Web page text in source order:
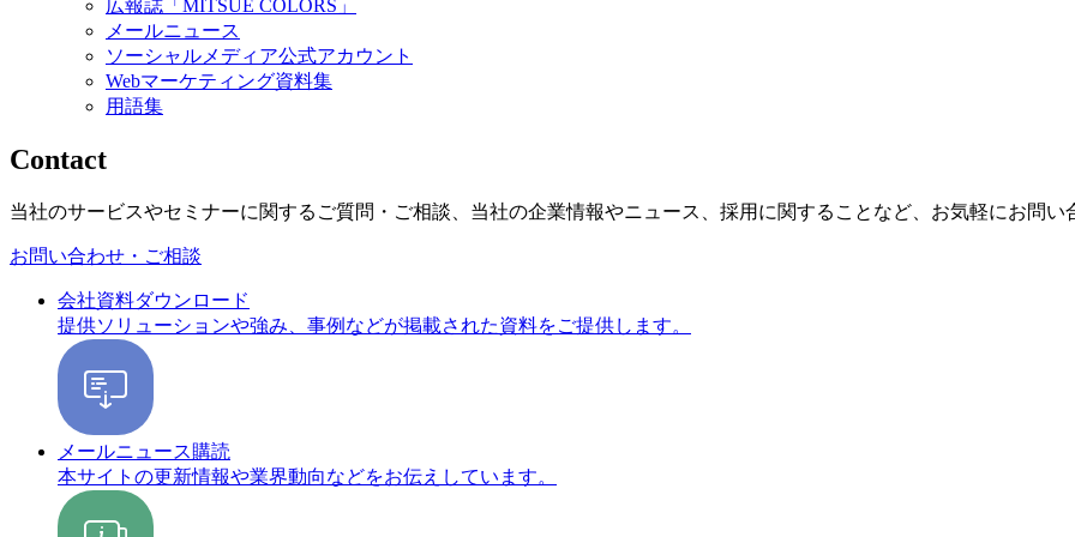
広報誌「MITSUE COLORS」
メールニュース
ソーシャルメディア公式アカウント
Webマーケティング資料集
用語集
Contact
当社のサービスやセミナーに関するご質問・ご相談、当社の企業情報やニュース、採用に関することなど、お気軽にお問い
お問い合わせ・ご相談
会社資料ダウンロード
提供ソリューションや強み、事例などが掲載された資料をご提供します。
メールニュース購読
本サイトの更新情報や業界動向などをお伝えしています。